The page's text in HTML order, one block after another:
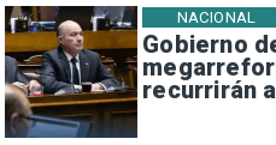
Gobierno
recurrirán
NACIONAL